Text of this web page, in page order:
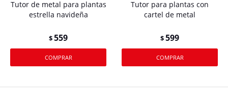
Tutor de metal para plantas
estrella navideña
$559
Tutor para plantas con
cartel de metal
$599